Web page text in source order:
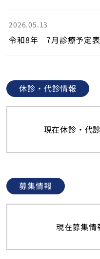
2026.05.13
令和8年 7月診療予定表
休診・代診情報
現在休診・代
募集情報
現在募集情